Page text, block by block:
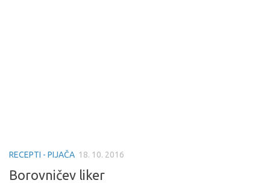
RECEPTI - PIJAČA 18. 10. 2016
Borovničev liker